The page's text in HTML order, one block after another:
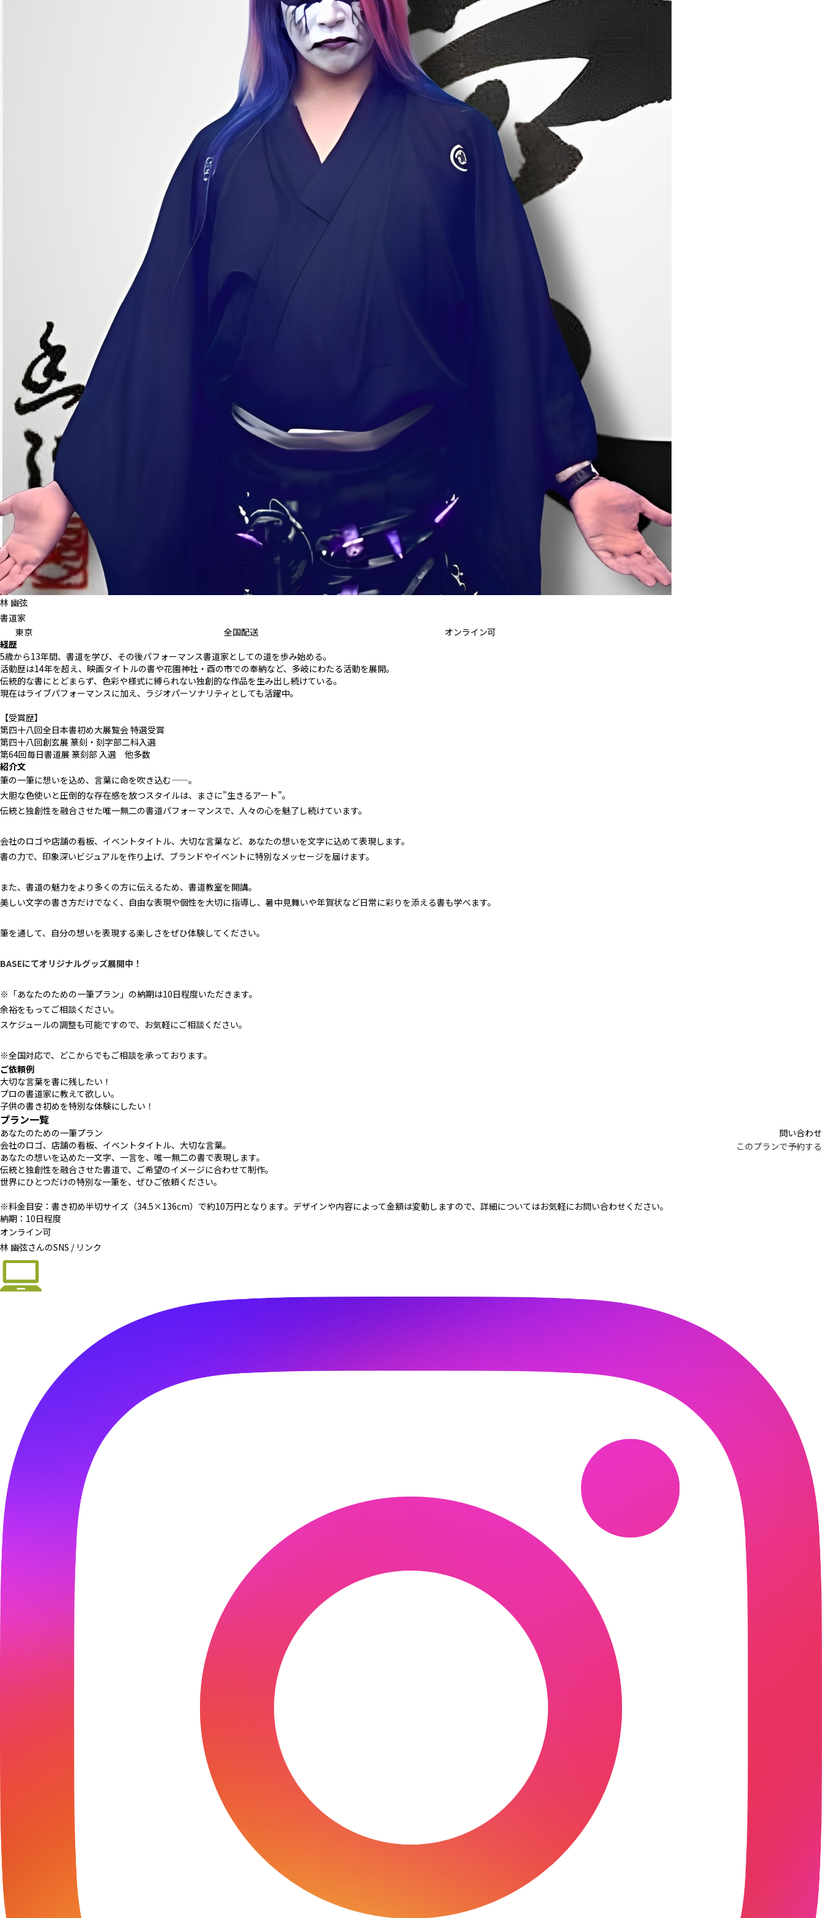
林 幽弦
書道家
東京
全国配送
オンライン可
経歴
5歳から13年間、書道を学び、その後パフォーマンス書道家としての道を歩み始める。
活動歴は14年を超え、映画タイトルの書や花園神社・酉の市での奉納など、多岐にわたる活動を展開。
伝統的な書にとどまらず、色彩や様式に縛られない独創的な作品を生み出し続けている。
現在はライブパフォーマンスに加え、ラジオパーソナリティとしても活躍中。
【受賞歴】
第四十八回全日本書初め大展覧会 特選受賞
第四十八回創玄展 篆刻・刻字部二科入選
第64回毎日書道展 篆刻部 入選 他多数
紹介文
筆の一筆に想いを込め、言葉に命を吹き込む——。
大胆な色使いと圧倒的な存在感を放つスタイルは、まさに”生きるアート”。
伝統と独創性を融合させた唯一無二の書道パフォーマンスで、人々の心を魅了し続けています。
会社のロゴや店舗の看板、イベントタイトル、大切な言葉など、あなたの想いを文字に込めて表現します。
書の力で、印象深いビジュアルを作り上げ、ブランドやイベントに特別なメッセージを届けます。
また、書道の魅力をより多くの方に伝えるため、書道教室を開講。
美しい文字の書き方だけでなく、自由な表現や個性を大切に指導し、暑中見舞いや年賀状など日常に彩りを添える書も学べます。
筆を通して、自分の想いを表現する楽しさをぜひ体験してください。
BASEにてオリジナルグッズ展開中！
※「あなたのための一筆プラン」の納期は10日程度いただきます。
余裕をもってご相談ください。
スケジュールの調整も可能ですので、お気軽にご相談ください。
※全国対応で、どこからでもご相談を承っております。
ご依頼例
大切な言葉を書に残したい！
プロの書道家に教えて欲しい。
子供の書き初めを特別な体験にしたい！
プラン一覧
あなたのための一筆プラン
問い合わせ
会社のロゴ、店舗の看板、イベントタイトル、大切な言葉。
あなたの想いを込めた一文字、一言を、唯一無二の書で表現します。
伝統と独創性を融合させた書道で、ご希望のイメージに合わせて制作。
世界にひとつだけの特別な一筆を、ぜひご依頼ください。
※料金目安：書き初め半切サイズ（34.5×136cm）で約10万円となります。デザインや内容によって金額は変動しますので、詳細についてはお気軽にお問い合わせください。
納期：10日程度
オンライン可
このプランで予約する
林 幽弦さんのSNS / リンク